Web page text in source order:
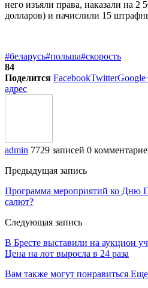
него изъяли права, наказали на 2
долларов) и начислили 15
#беларусь#польша#скорость
84
Поделится FacebookTwitter
адрес
admin 7729 записей 0
Предыдущая запись
Программа мероприятий ко Дню
салют?
Следующая запись
В Бресте выставили на аукцион
Цена на лот выросла в 24 раза
Вам также могут понравиться Еще